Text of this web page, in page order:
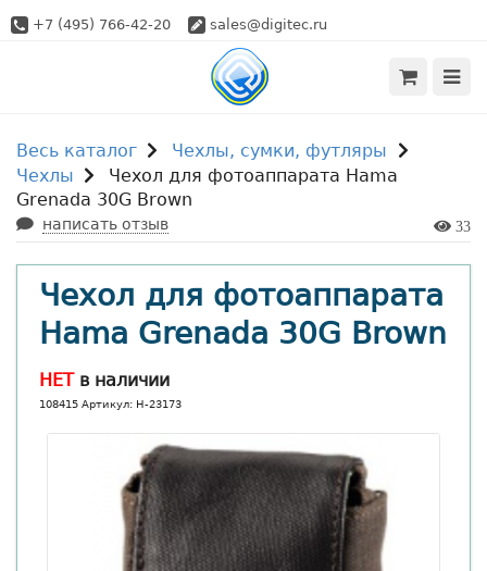
+7 (495) 766-42-20 sales@digitec.ru
Весь каталог
Чехлы, сумки, футляры
Чехлы
Чехол для фотоаппарата Hama
Grenada 30G Brown
написать отзыв 33
Чехол для фотоаппарата
Hama Grenada 30G Brown
НЕТв наличии
108415 Артикул: H-23173